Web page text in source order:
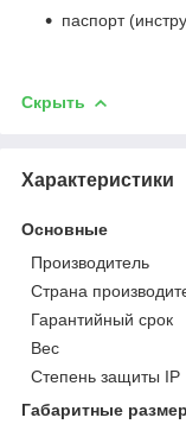
паспорт
Скрыть
Характеристики
Основные
Производитель
Страна
Гарантийный срок
Вес
Степень защиты IP
Габаритные